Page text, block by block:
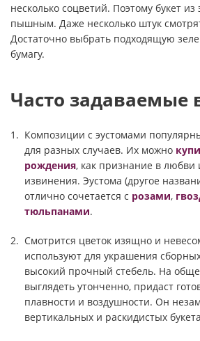
несколько соцветий. Поэтому букет из
пышным. Даже несколько штук
Достаточно выбрать подходящую
бумагу.
Часто задаваемые
Композиции с эустомами
для разных случаев. Их можно
рождения, как признание в любви
извинения. Эустома (другое
отлично сочетается с розами,
тюльпанами.
Смотрится цветок изящно и
используют для украшения
высокий прочный стебель. На
выглядеть утонченно, придаст
плавности и воздушности. Он
вертикальных и раскидистых